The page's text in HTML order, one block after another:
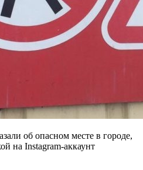
об опасном месте в городе,
на Instagram-аккаунт